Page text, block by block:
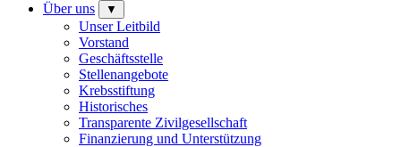
Über uns
▼
Unser Leitbild
Vorstand
Geschäftsstelle
Stellenangebote
Krebsstiftung
Historisches
Transparente Zivilgesellschaft
Finanzierung und Unterstützung